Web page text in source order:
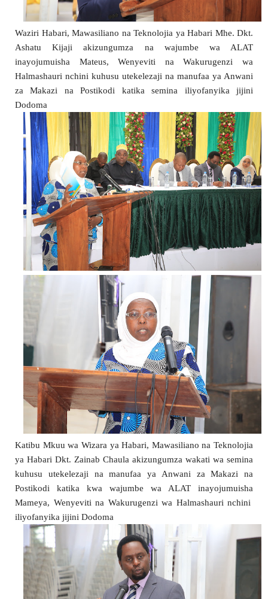
Waziri Habari, Mawasiliano na Teknolojia ya Habari Mhe. Dkt.
Ashatu Kijaji akizungumza na wajumbe wa ALAT
inayojumuisha Mateus, Wenyeviti na Wakurugenzi wa
Halmashauri nchini kuhusu utekelezaji na manufaa ya Anwani
za Makazi na Postikodi katika semina iliyofanyika jijini
Dodoma
Katibu Mkuu wa Wizara ya Habari, Mawasiliano na Teknolojia
ya Habari Dkt. Zainab Chaula akizungumza wakati wa semina
kuhusu utekelezaji na manufaa ya Anwani za Makazi na
Postikodi katika kwa wajumbe wa ALAT inayojumuisha
Mameya, Wenyeviti na Wakurugenzi wa Halmashauri nchini
iliyofanyika jijini Dodoma